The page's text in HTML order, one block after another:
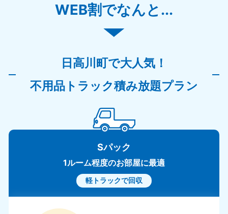
WEB割でなんと...
日高川町で大人気！
不用品トラック積み放題プラン
Sパック
1ルーム程度のお部屋に最適
軽トラックで回収